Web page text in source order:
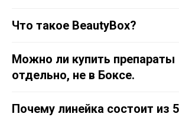
Что такое BeautyBox?
Можно ли купить препараты
отдельно, не в Боксе.
Почему линейка состоит из 5